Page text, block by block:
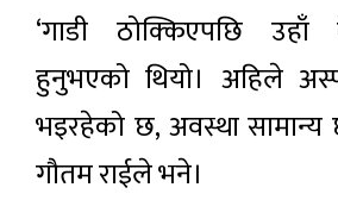
‘गाडी ठोक्किएपछि
हुनुभएको थियो। अहिले
भइरहेको छ, अवस्था
गौतम राईले भने।